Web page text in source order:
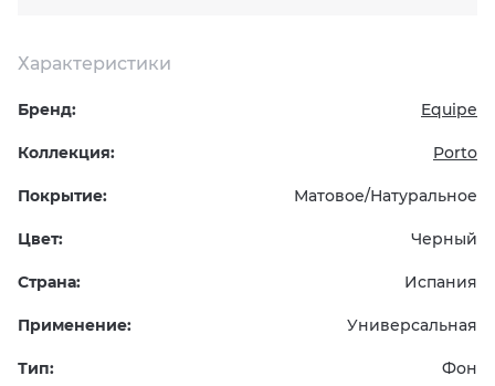
ГРАНИТЕЯ
УРАЛЬСКИЙ ГРАНИТ
Характеристики
Бренд: Equipe
Коллекция: Porto
Покрытие: Матовое/Натуральное
Цвет: Черный
Страна: Испания
Применение: Универсальная
Тип: Фон